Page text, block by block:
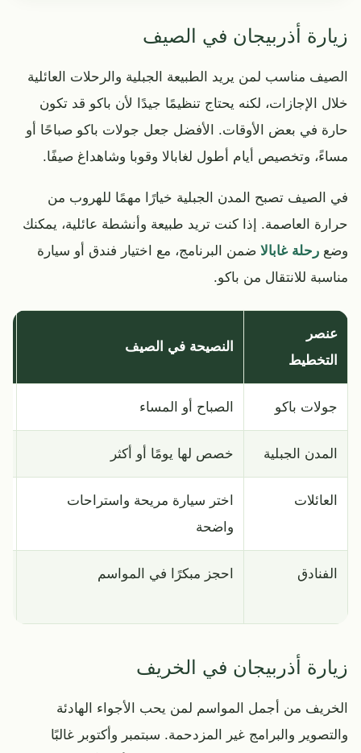
زيارة أذربيجان في الصيف
الصيف مناسب لمن يريد الطبيعة الجبلية والرحلات العائلية
خلال الإجازات، لكنه يحتاج تنظيمًا جيدًا لأن باكو قد تكون
حارة في بعض الأوقات. الأفضل جعل جولات باكو صباحًا أو
مساءً، وتخصيص أيام أطول لغابالا وقوبا وشاهداغ صيفًا.
في الصيف تصبح المدن الجبلية خيارًا مهمًا للهروب من
حرارة العاصمة. إذا كنت تريد طبيعة وأنشطة عائلية، يمكنك
وضع رحلة غابالا ضمن البرنامج، مع اختيار فندق أو سيارة
مناسبة للانتقال من باكو.
عنصر
التخطيط
النصيحة في الصيف
جولات باكو الصباح أو المساء
المدن الجبلية خصص لها يومًا أو أكثر
العائلات
اختر سيارة مريحة واستراحات
واضحة
الفنادق احجز مبكرًا في المواسم
زيارة أذربيجان في الخريف
الخريف من أجمل المواسم لمن يحب الأجواء الهادئة
والتصوير والبرامج غير المزدحمة. سبتمبر وأكتوبر غالبًا